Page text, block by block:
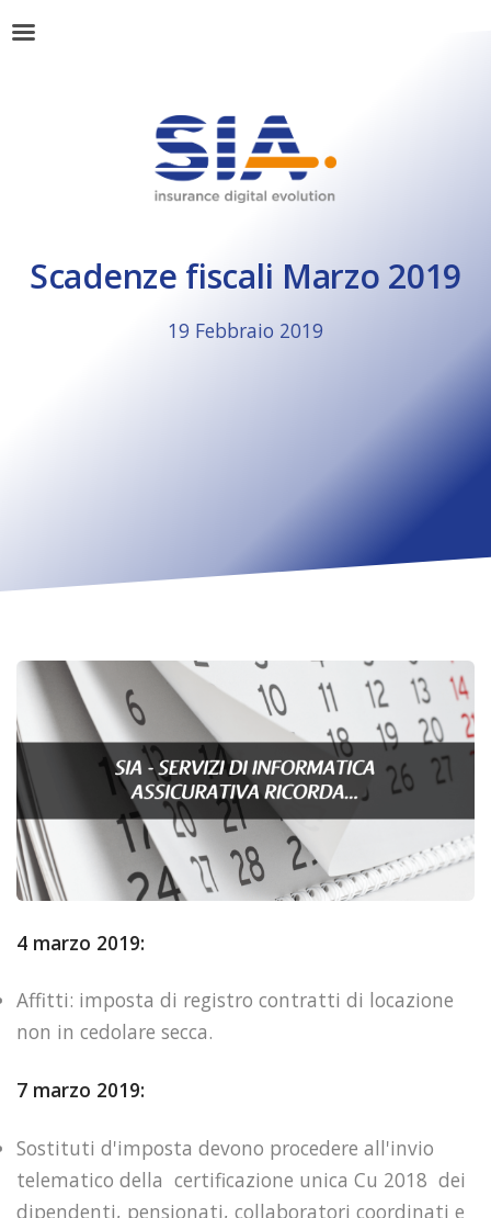
Scadenze fiscali Marzo 2019
19 Febbraio 2019
4 marzo 2019:
Affitti: imposta di registro contratti di locazione
non in cedolare secca.
7 marzo 2019:
Sostituti d'imposta devono procedere all'invio
telematico della certificazione unica Cu 2018 dei
dipendenti, pensionati, collaboratori coordinati e